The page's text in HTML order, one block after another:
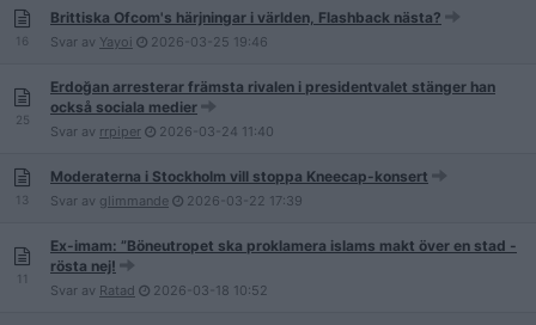
16
Brittiska Ofcom's härjningar i världen, Flashback nästa?
Svar av Yayoi 2026-03-25 19:46
25
Erdoğan arresterar främsta rivalen i presidentvalet stänger han
också sociala medier
Svar av rrpiper 2026-03-24 11:40
13
Moderaterna i Stockholm vill stoppa Kneecap-konsert
Svar av glimmande 2026-03-22 17:39
11
Ex-imam: ”Böneutropet ska proklamera islams makt över en stad -
rösta nej!
Svar av Ratad 2026-03-18 10:52